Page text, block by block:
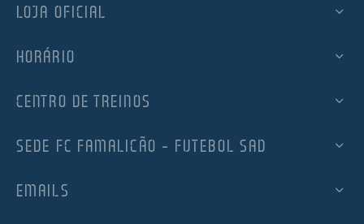
LOJA OFICIAL
HORÁRIO
CENTRO DE TREINOS
SEDE FC FAMALICÃO – FUTEBOL SAD
EMAILS